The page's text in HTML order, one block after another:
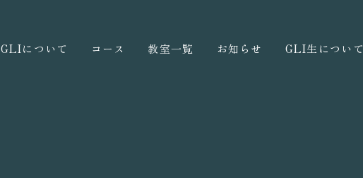
GLIについて コース 教室一覧 お知らせ GLI生について